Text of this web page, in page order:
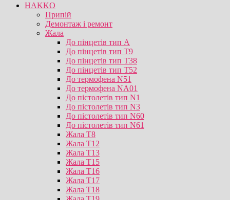
HAKKO
Припій
Демонтаж і ремонт
Жала
До пінцетів тип А
До пінцетів тип T9
До пінцетів тип T38
До пінцетів тип T52
До термофена N51
До термофена NA01
До пістолетів тип N1
До пістолетів тип N3
До пістолетів тип N60
До пістолетів тип N61
Жала T8
Жала T12
Жала T13
Жала T15
Жала T16
Жала T17
Жала T18